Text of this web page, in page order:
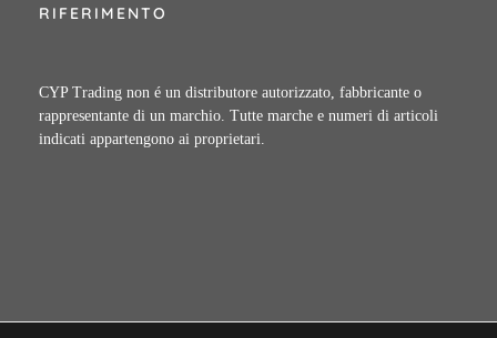
RIFERIMENTO
CYP Trading non é un distributore autorizzato, fabbricante o
rappresentante di un marchio. Tutte marche e numeri di articoli
indicati appartengono ai proprietari.